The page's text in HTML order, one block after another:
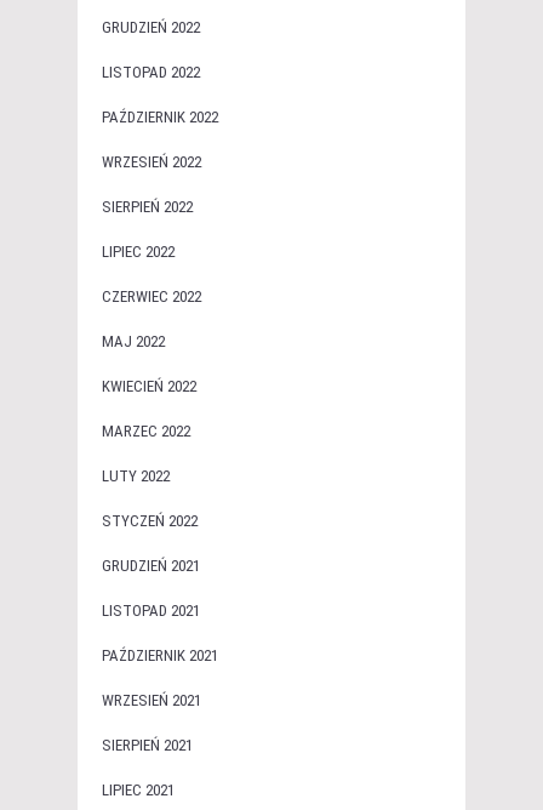
GRUDZIEŃ 2022
LISTOPAD 2022
PAŹDZIERNIK 2022
WRZESIEŃ 2022
SIERPIEŃ 2022
LIPIEC 2022
CZERWIEC 2022
MAJ 2022
KWIECIEŃ 2022
MARZEC 2022
LUTY 2022
STYCZEŃ 2022
GRUDZIEŃ 2021
LISTOPAD 2021
PAŹDZIERNIK 2021
WRZESIEŃ 2021
SIERPIEŃ 2021
LIPIEC 2021